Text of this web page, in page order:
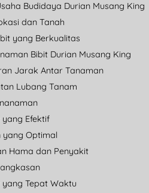
Budidaya Durian Musang King
dan Tanah
yang Berkualitas
Bibit Durian Musang King
Jarak Antar Tanaman
Lubang Tanam
yang Efektif
yang Optimal
Hama dan Penyakit
yang Tepat Waktu